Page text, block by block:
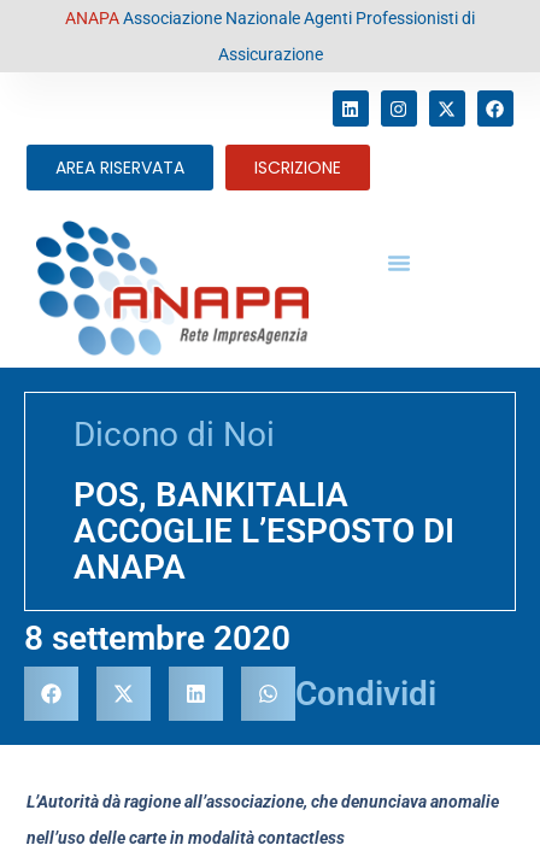
contenutoANAPAAssociazione Nazionale Agenti Professionisti di
Assicurazione
AREA RISERVATA ISCRIZIONE
Dicono di Noi
POS, BANKITALIA
ACCOGLIE L’ESPOSTO DI
ANAPA
8 settembre 2020
Condividi
L’Autorità dà ragione all’associazione, che denunciava anomalie
nell’uso delle carte in modalità contactless